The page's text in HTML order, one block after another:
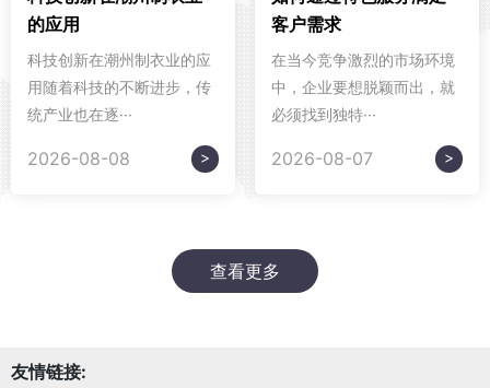
的应用
科技创新在潮州制衣业的应
用随着科技的不断进步，传
统产业也在逐···
2026-08-08 >
客户需求
在当今竞争激烈的市场环境
中，企业要想脱颖而出，就
必须找到独特···
2026-08-07 >
查看更多
友情链接: